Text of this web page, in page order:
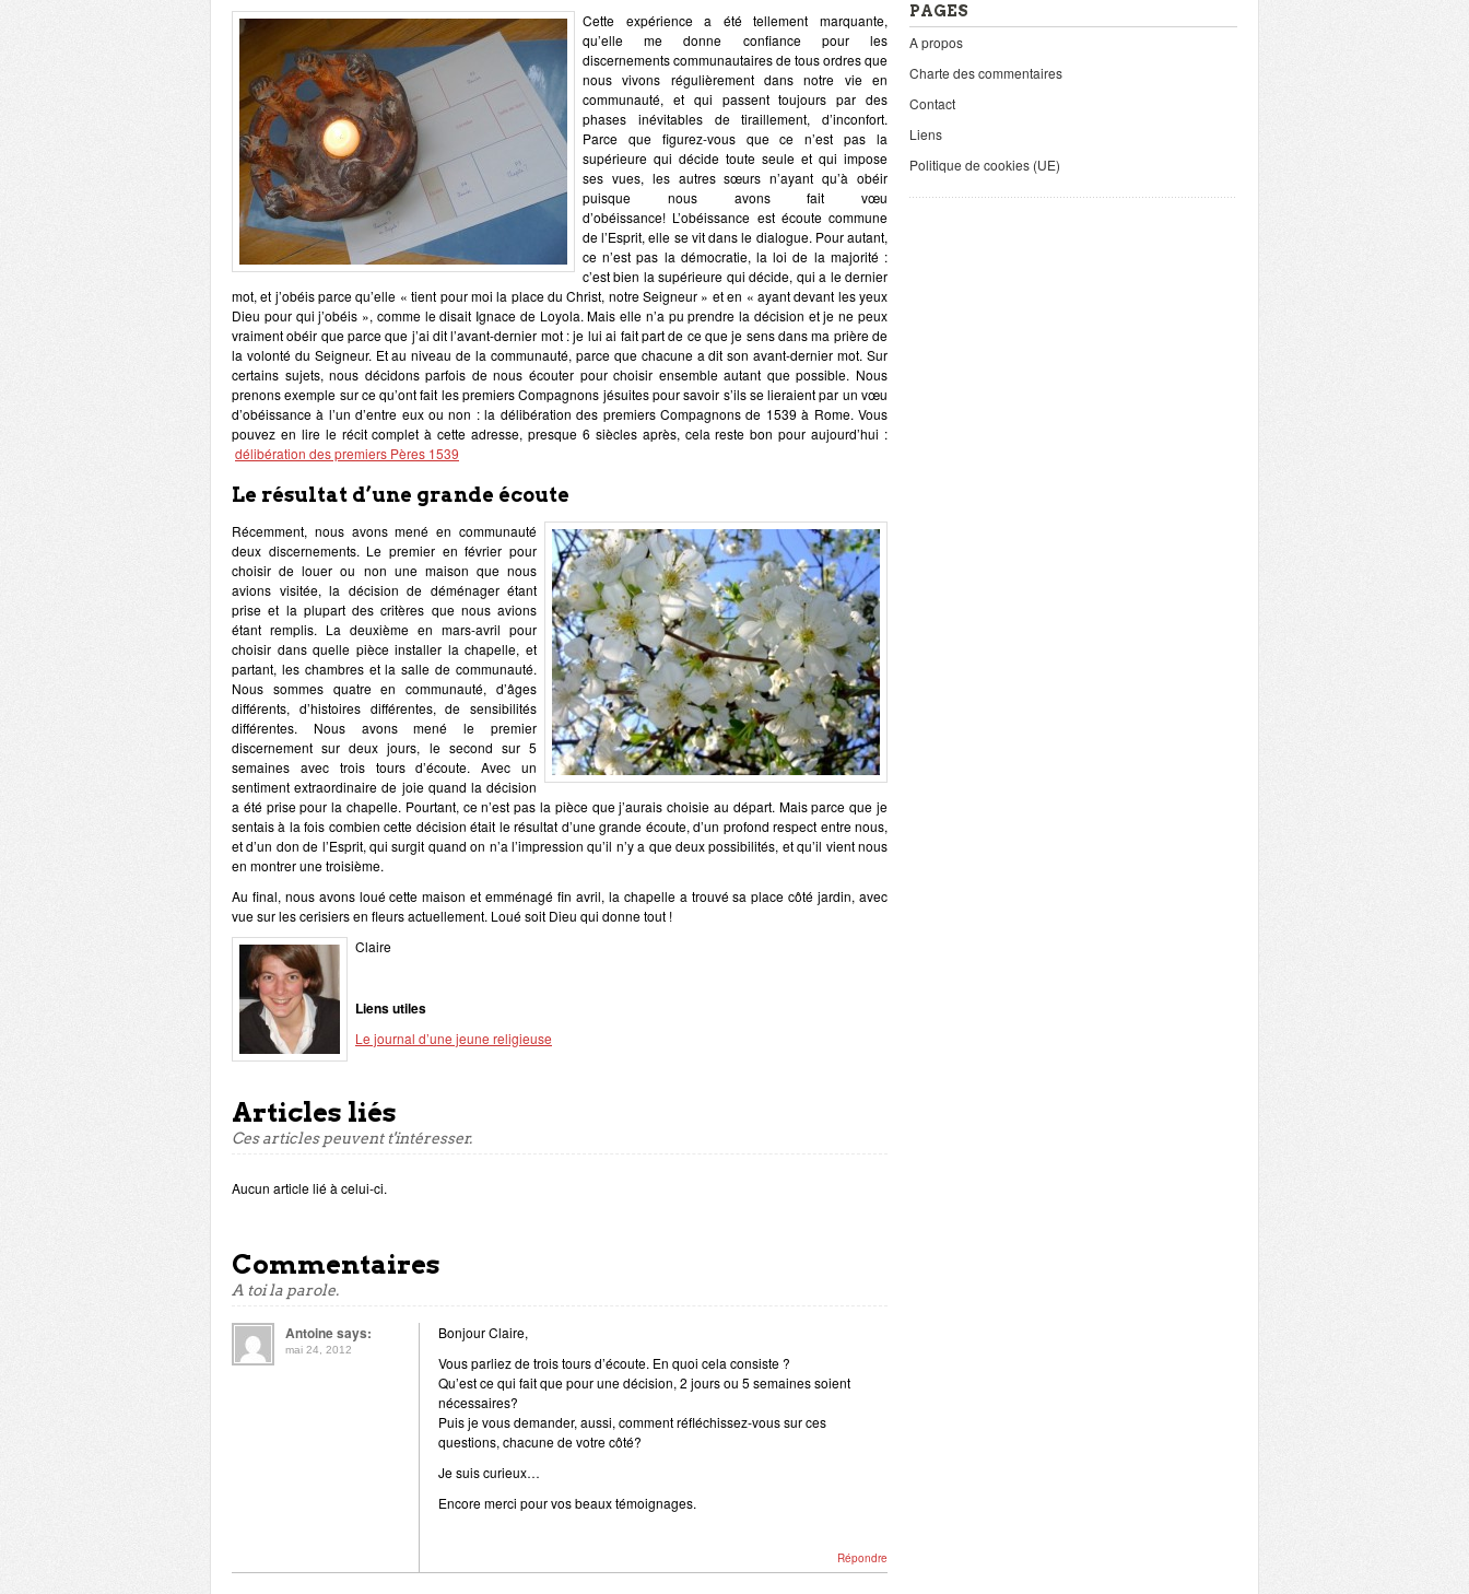
Cette expérience a été tellement marquante,
qu’elle me donne confiance pour les
discernements communautaires de tous ordres que
nous vivons régulièrement dans notre vie en
communauté, et qui passent toujours par des
phases inévitables de tiraillement, d’inconfort.
Parce que figurez-vous que ce n’est pas la
supérieure qui décide toute seule et qui impose
ses vues, les autres sœurs n’ayant qu’à obéir
puisque nous avons fait vœu
d’obéissance! L’obéissance est écoute commune
de l’Esprit, elle se vit dans le dialogue. Pour autant,
ce n’est pas la démocratie, la loi de la majorité :
c’est bien la supérieure qui décide, qui a le dernier
mot, et j’obéis parce qu’elle « tient pour moi la place du Christ, notre Seigneur » et en « ayant devant les yeux
Dieu pour qui j’obéis », comme le disait Ignace de Loyola. Mais elle n’a pu prendre la décision et je ne peux
vraiment obéir que parce que j’ai dit l’avant-dernier mot : je lui ai fait part de ce que je sens dans ma prière de
la volonté du Seigneur. Et au niveau de la communauté, parce que chacune a dit son avant-dernier mot. Sur
certains sujets, nous décidons parfois de nous écouter pour choisir ensemble autant que possible. Nous
prenons exemple sur ce qu’ont fait les premiers Compagnons jésuites pour savoir s’ils se lieraient par un vœu
d’obéissance à l’un d’entre eux ou non : la délibération des premiers Compagnons de 1539 à Rome. Vous
pouvez en lire le récit complet à cette adresse, presque 6 siècles après, cela reste bon pour aujourd’hui :
délibération des premiers Pères 1539
Le résultat d’une grande écoute
Récemment, nous avons mené en communauté
deux discernements. Le premier en février pour
choisir de louer ou non une maison que nous
avions visitée, la décision de déménager étant
prise et la plupart des critères que nous avions
étant remplis. La deuxième en mars-avril pour
choisir dans quelle pièce installer la chapelle, et
partant, les chambres et la salle de communauté.
Nous sommes quatre en communauté, d’âges
différents, d’histoires différentes, de sensibilités
différentes. Nous avons mené le premier
discernement sur deux jours, le second sur 5
semaines avec trois tours d’écoute. Avec un
sentiment extraordinaire de joie quand la décision
a été prise pour la chapelle. Pourtant, ce n’est pas la pièce que j’aurais choisie au départ. Mais parce que je
sentais à la fois combien cette décision était le résultat d’une grande écoute, d’un profond respect entre nous,
et d’un don de l’Esprit, qui surgit quand on n’a l’impression qu’il n’y a que deux possibilités, et qu’il vient nous
en montrer une troisième.
Au final, nous avons loué cette maison et emménagé fin avril, la chapelle a trouvé sa place côté jardin, avec
vue sur les cerisiers en fleurs actuellement. Loué soit Dieu qui donne tout !
Claire
Liens utiles
Le journal d’une jeune religieuse
Articles liés
Ces articles peuvent t'intéresser.
Aucun article lié à celui-ci.
Commentaires
A toi la parole.
Antoine says:
mai 24, 2012
Bonjour Claire,
Vous parliez de trois tours d’écoute. En quoi cela consiste ?
Qu’est ce qui fait que pour une décision, 2 jours ou 5 semaines soient
nécessaires?
Puis je vous demander, aussi, comment réfléchissez-vous sur ces
questions, chacune de votre côté?
Je suis curieux…
Encore merci pour vos beaux témoignages.
Répondre
PAGES
A propos
Charte des commentaires
Contact
Liens
Politique de cookies (UE)